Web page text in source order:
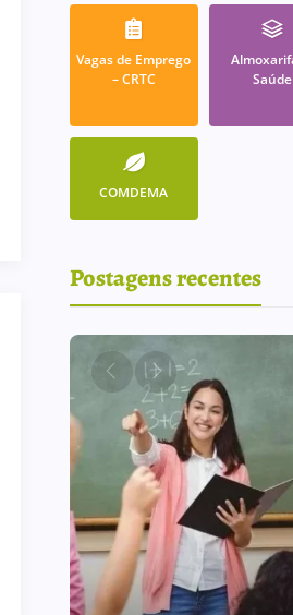
Vagas de Emprego
– CRTC
Saúde
COMDEMA
Postagens recentes